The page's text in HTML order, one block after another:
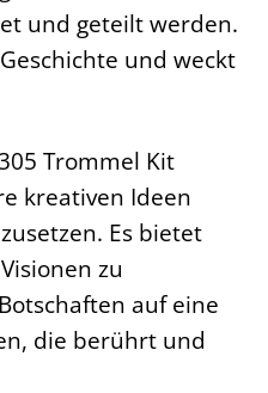
und geteilt werden.
und weckt
Trommel Kit
kreativen Ideen
Es bietet
zu
auf eine
die berührt und